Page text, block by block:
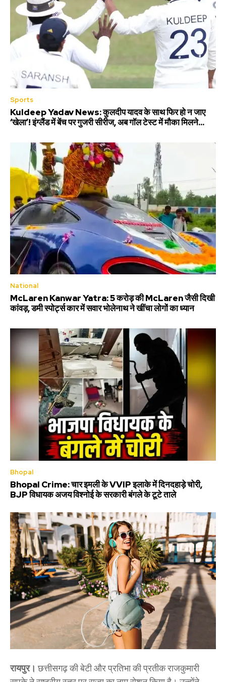
Sports
Kuldeep Yadav News: कुलदीप यादव के साथ फिर हो न जाए
‘खेला’! इंग्लैंड में बेंच पर गुजरी सीरीज, अब गॉल टेस्ट में मौका मिलने...
National
McLaren Kanwar Yatra: 5 करोड़ की McLaren जैसी दिखी
कांवड़, डमी स्पोर्ट्स कार में सवार भोलेनाथ ने खींचा लोगों का ध्यान
Bhopal
Bhopal Crime: चार इमली के VVIP इलाके में दिनदहाड़े चोरी,
BJP विधायक अजय विश्नोई के सरकारी बंगले के टूटे ताले
रायपुर। छत्तीसगढ़ की बेटी और प्रतिभा की प्रतीक राजकुमारी